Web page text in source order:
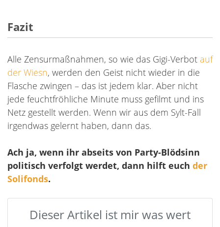
Fazit
Alle Zensurmaßnahmen, so wie das Gigi-Verbot auf
der Wiesn, werden den Geist nicht wieder in die
Flasche zwingen – das ist jedem klar. Aber nicht
jede feuchtfröhliche Minute muss gefilmt und ins
Netz gestellt werden. Wenn wir aus dem Sylt-Fall
irgendwas gelernt haben, dann das.
Ach ja, wenn ihr abseits von Party-Blödsinn
politisch verfolgt werdet, dann hilft euch der
Solifonds.
Dieser Artikel ist mir was wert